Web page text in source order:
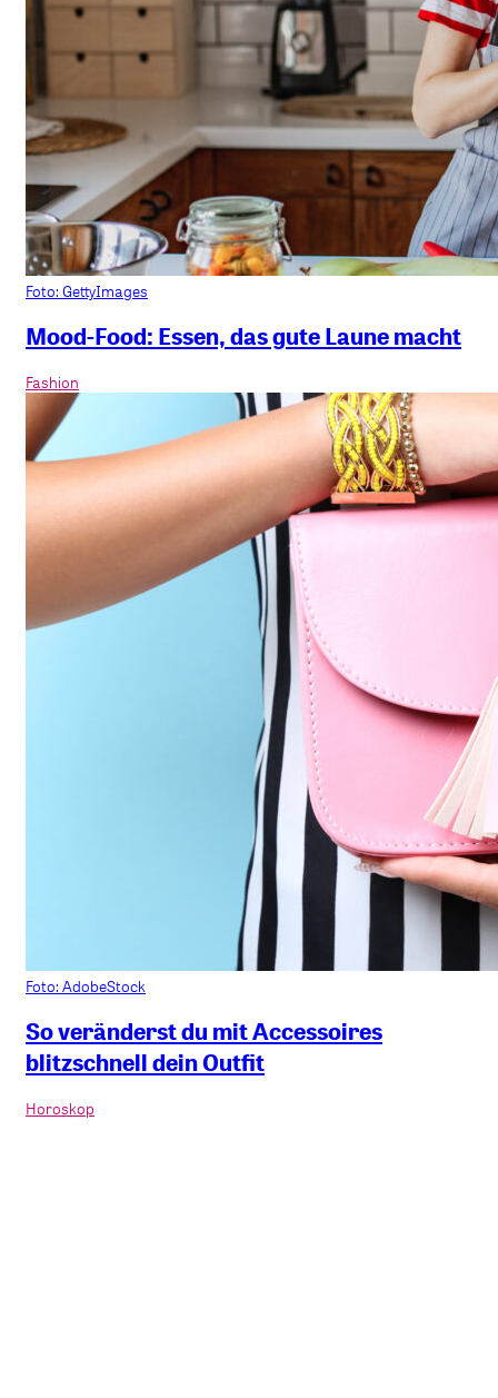
Foto: GettyImages
Mood-Food: Essen, das gute Laune macht
Fashion
Foto: AdobeStock
So veränderst du mit Accessoires
blitzschnell dein Outfit
Horoskop